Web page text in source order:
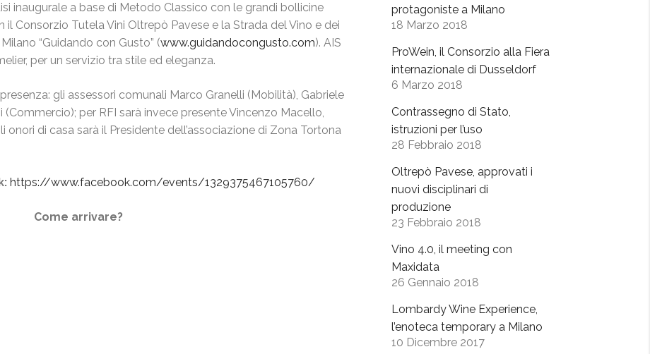
inaugurale a base di Metodo Classico con le grandi bollicine
il Consorzio Tutela Vini Oltrepò Pavese e la Strada del Vino e dei
“Guidando con Gusto” (www.guidandocongusto.com). AIS
per un servizio tra stile ed eleganza.
gli assessori comunali Marco Granelli (Mobilità), Gabriele
per RFI sarà invece presente Vincenzo Macello,
di casa sarà il Presidente dell’associazione di Zona Tortona
https://www.facebook.com/events/1329375467105760/
Come arrivare?
protagoniste a Milano
18 Marzo 2018
ProWein, il Consorzio alla Fiera
internazionale di Dusseldorf
6 Marzo 2018
Contrassegno di Stato,
istruzioni per l’uso
28 Febbraio 2018
Oltrepò Pavese, approvati i
nuovi disciplinari di
produzione
23 Febbraio 2018
Vino 4.0, il meeting con
Maxidata
26 Gennaio 2018
Lombardy Wine Experience,
l’enoteca temporary a Milano
10 Dicembre 2017